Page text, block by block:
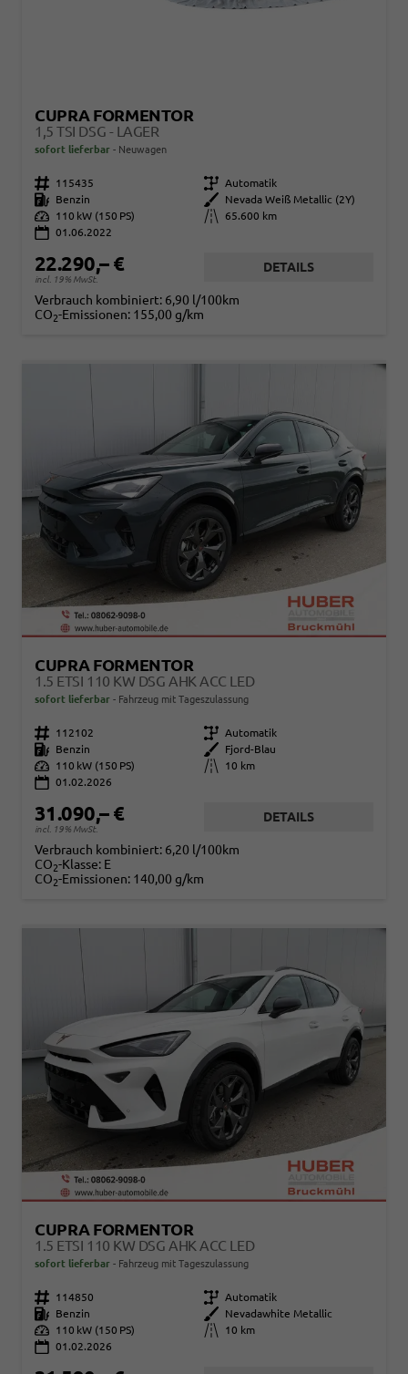
CUPRA FORMENTOR
1,5 TSI DSG - LAGER
sofort lieferbar Neuwagen
Fahrzeugnr. 115435 Getriebe Automatik
Kraftstoff
Benzin Außenfarbe
Nevada Weiß Metallic (2Y)
Leistung
110 kW (150 PS) Kilometerstand
65.600 km
01.06.2022
22.290,– €
incl. 19% MwSt.
DETAILS
Verbrauch kombiniert: 6,90 l/100km
CO2-Emissionen: 155,00 g/km
CUPRA FORMENTOR
1.5 ETSI 110 KW DSG AHK ACC LED
sofort lieferbar Fahrzeug mit Tageszulassung
Fahrzeugnr. 112102 Getriebe Automatik
Kraftstoff
Benzin Außenfarbe
Fjord-Blau
Leistung
110 kW (150 PS) Kilometerstand
10 km
01.02.2026
31.090,– €
incl. 19% MwSt.
DETAILS
Verbrauch kombiniert: 6,20 l/100km
CO2-Klasse: E
CO2-Emissionen: 140,00 g/km
CUPRA FORMENTOR
1.5 ETSI 110 KW DSG AHK ACC LED
sofort lieferbar Fahrzeug mit Tageszulassung
Fahrzeugnr. 114850 Getriebe Automatik
Kraftstoff
Benzin Außenfarbe
Nevadawhite Metallic
Leistung
110 kW (150 PS) Kilometerstand
10 km
01.02.2026